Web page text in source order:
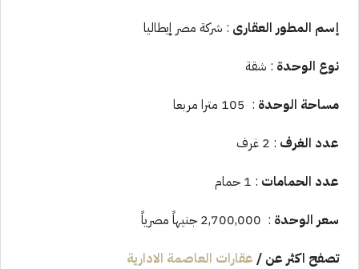
إسم المطور العقارى : شركة مصر إيطاليا
نوع الوحدة : شقة
مساحة الوحدة : 105 مترا مربعا
عدد الغرف : 2 غرف
عدد الحمامات : 1 حمام
سعر الوحدة : 2,700,000 جنيهاً مصرياً
تصفح اكثر عن / عقارات العاصمة الادارية